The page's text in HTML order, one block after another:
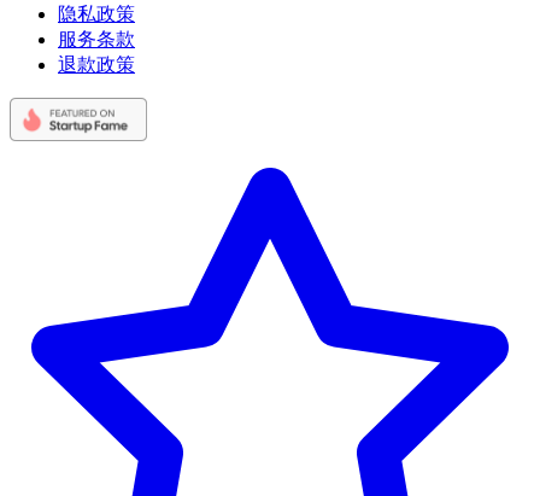
隐私政策
服务条款
退款政策